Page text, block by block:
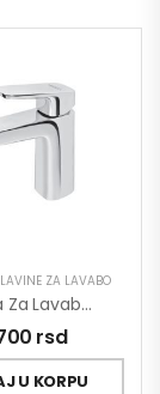
ZA LAVABO
Slavina Za Lavabo Stolz 130101
rsd
U KORPU